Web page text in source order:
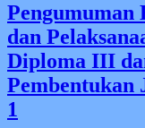
Pengumuman
dan
Diploma III
1